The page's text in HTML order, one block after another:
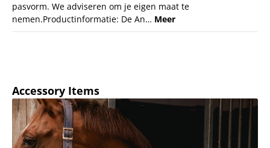
pasvorm. We adviseren om je eigen maat te
nemen.Productinformatie: De An… Meer
Accessory Items